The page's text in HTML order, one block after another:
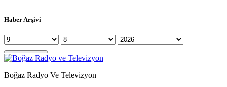
Haber Arşivi
Boğaz Radyo Ve Televizyon